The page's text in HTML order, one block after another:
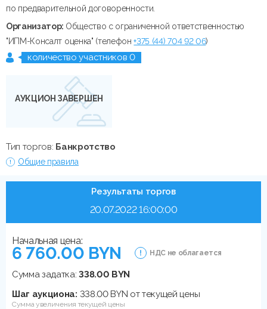
по предварительной договоренности.
Организатор: Общество с ограниченной ответственностью
"ИПМ-Консалт оценка" (телефон+375 (44) 704 92 06)
количество участников 0
АУКЦИОН ЗАВЕРШЕН
Тип торгов: Банкротство
Общие правила
Результаты торгов
20.07.2022 16:00:00
Начальная цена:
6 760.00 BYN НДС не облагается
Сумма задатка:338.00 BYN
Шаг аукциона: 338.00 BYN от текущей цены
Сумма увеличения текущей цены